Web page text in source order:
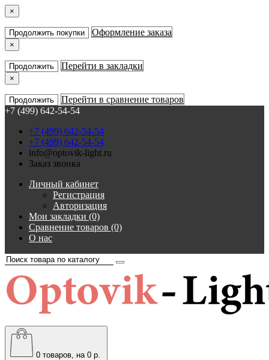
×
Продолжить покупки Оформление заказа
×
Продолжить Перейти в закладки
×
Продолжить
Перейти в сравнение товаров
+7 (499) 642-54-54
+7 (499) 642-54-54
+7 (499) 642-54-54
info@optovik-light.ru
Заказ звонка
Личный кабинет
Регистрация
Авторизация
Мои закладки (0)
Сравнение товаров (0)
О нас
0 товаров, на 0 р.